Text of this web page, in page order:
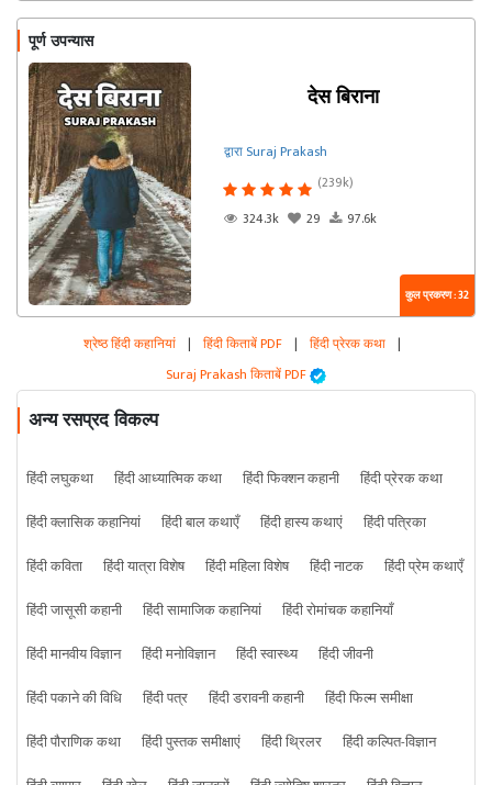
पूर्ण उपन्यास
देस बिराना
द्वारा Suraj Prakash
(239k)
324.3k
29 97.6k
कुल प्रकरण : 32
श्रेष्ठ हिंदी कहानियां | हिंदी किताबें PDF | हिंदी प्रेरक कथा |
Suraj Prakash किताबें PDF
अन्य रसप्रद विकल्प
हिंदी लघुकथा हिंदी आध्यात्मिक कथा हिंदी फिक्शन कहानी
हिंदी प्रेरक कथा
हिंदी क्लासिक कहानियां
हिंदी बाल कथाएँ हिंदी हास्य कथाएं
हिंदी पत्रिका
हिंदी कविता
हिंदी यात्रा विशेष हिंदी महिला विशेष हिंदी नाटक
हिंदी प्रेम कथाएँ
हिंदी जासूसी कहानी
हिंदी सामाजिक कहानियां
हिंदी रोमांचक कहानियाँ
हिंदी मानवीय विज्ञान
हिंदी मनोविज्ञान हिंदी स्वास्थ्य
हिंदी जीवनी
हिंदी पकाने की विधि
हिंदी पत्र हिंदी डरावनी कहानी
हिंदी फिल्म समीक्षा
हिंदी पौराणिक कथा
हिंदी पुस्तक समीक्षाएं हिंदी थ्रिलर
हिंदी कल्पित-विज्ञान